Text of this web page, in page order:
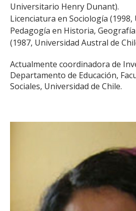
ADMISIÓN
ACADÉMICOS
EGRESADOS
Universitario Henry Dunant).
Licenciatura en Sociología (1998,
Pedagogía en Historia, Geografía
(1987, Universidad Austral de
Actualmente coordinadora de
Departamento de Educación,
Sociales, Universidad de Chile.